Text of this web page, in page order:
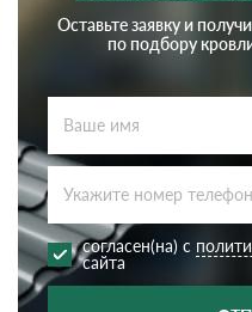
Оставьте заявку и
по подбору
согласен(на) с
сайта